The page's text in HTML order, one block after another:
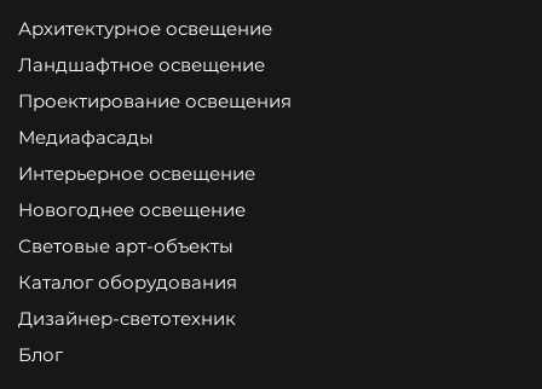
Архитектурное освещение
Ландшафтное освещение
Проектирование освещения
Медиафасады
Интерьерное освещение
Новогоднее освещение
Световые арт-объекты
Каталог оборудования
Дизайнер-светотехник
Блог